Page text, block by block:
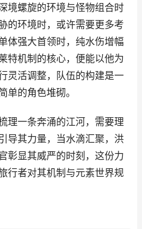
境螺旋的环境与怪物组合时
的环境时，或许需要更多考
体强大首领时，纯水伤增幅
特机制的核心，便能以他为
灵活调整，队伍的构建是一
单的角色堆砌。
理一条奔涌的江河，需要理
导其力量，当水滴汇聚，洪
彰显其威严的时刻，这份力
行者对其机制与元素世界规